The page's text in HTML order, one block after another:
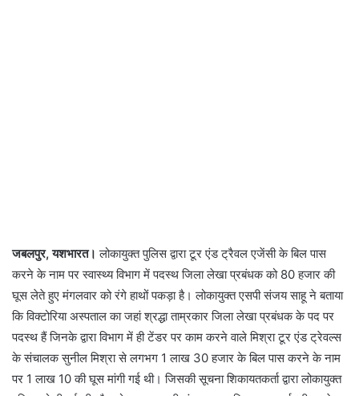
जबलपुर, यशभारत। लोकायुक्त पुलिस द्वारा टूर एंड ट्रैवल एजेंसी के बिल पास
करने के नाम पर स्वास्थ्य विभाग में पदस्थ जिला लेखा प्रबंधक को 80 हजार की
घूस लेते हुए मंगलवार को रंगे हाथों पकड़ा है। लोकायुक्त एसपी संजय साहू ने बताया
कि विक्टोरिया अस्पताल का जहां श्रद्धा ताम्रकार जिला लेखा प्रबंधक के पद पर
पदस्थ हैं जिनके द्वारा विभाग में ही टेंडर पर काम करने वाले मिश्रा टूर एंड ट्रेवल्स
के संचालक सुनील मिश्रा से लगभग 1 लाख 30 हजार के बिल पास करने के नाम
पर 1 लाख 10 की घूस मांगी गई थी। जिसकी सूचना शिकायतकर्ता द्वारा लोकायुक्त